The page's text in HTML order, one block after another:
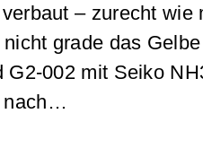
verbaut – zurecht wie
grade das
002 mit Seiko
nach…